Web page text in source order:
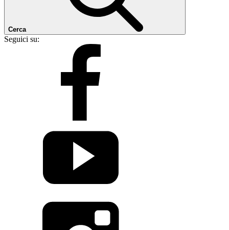
Cerca
Seguici su: